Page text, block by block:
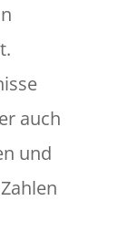
auch
und